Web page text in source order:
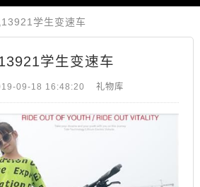
13921学生变速车
学生变速车
09-18 16:48:20 礼物库